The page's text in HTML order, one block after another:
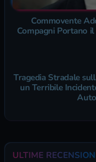
Commovente
Compagni Portano
Tragedia Stradale
un Terribile
ULTIME